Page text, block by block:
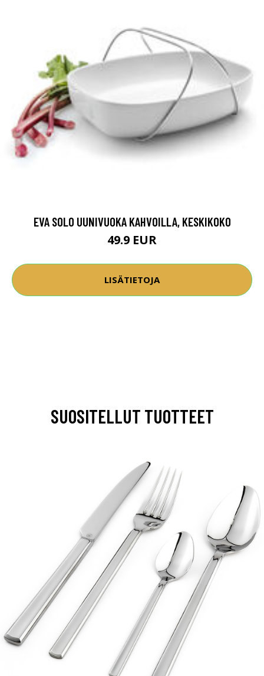
EVA SOLO UUNIVUOKA KAHVOILLA, KESKIKOKO
49.9 EUR
LISÄTIETOJA
SUOSITELLUT TUOTTEET